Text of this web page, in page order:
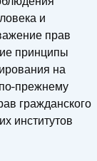
и
прав
принципы
на
прежнему
гражданского
институтов